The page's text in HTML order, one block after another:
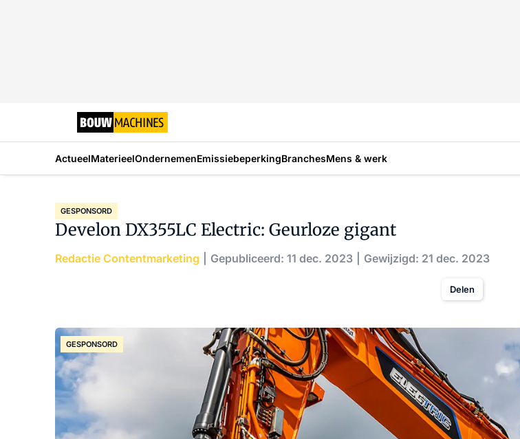
ActueelMaterieelOndernemenEmissiebeperkingBranchesMens & werk
GESPONSORD
Develon DX355LC Electric: Geurloze gigant
Redactie Contentmarketing Gepubliceerd: 11 dec. 2023 Gewijzigd: 21 dec. 2023
Delen
GESPONSORD